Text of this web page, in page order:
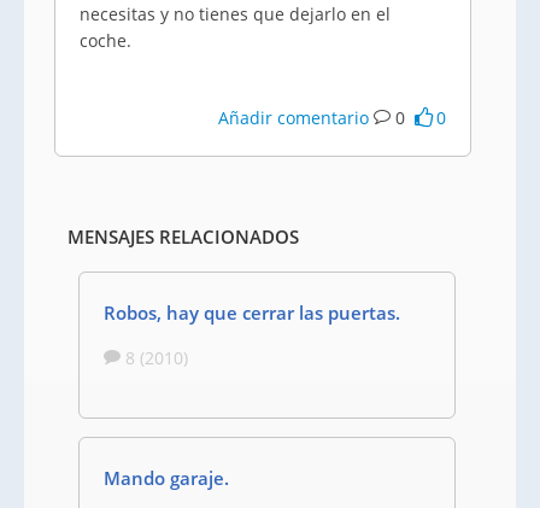
necesitas y no tienes que dejarlo en el
coche.
Añadir comentario 0 0
MENSAJES RELACIONADOS
Robos, hay que cerrar las puertas.
8 (2010)
Mando garaje.